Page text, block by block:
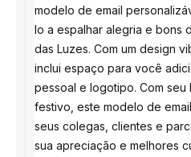
modelo de email
lo a espalhar alegria e bons
das Luzes. Com um design
inclui espaço para você
pessoal e logotipo. Com seu
festivo, este modelo de
seus colegas, clientes e
sua apreciação e melhores